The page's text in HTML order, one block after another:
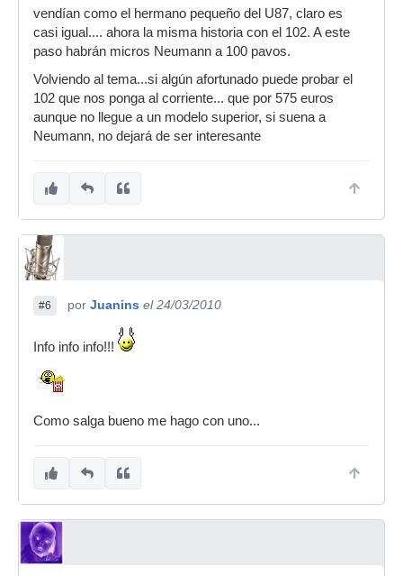
vendían como el hermano pequeño del U87, claro es
casi igual.... ahora la misma historia con el 102. A este
paso habrán micros Neumann a 100 pavos.
Volviendo al tema...si algún afortunado puede probar el
102 que nos ponga al corriente... que por 575 euros
aunque no llegue a un modelo superior, si suena a
Neumann, no dejará de ser interesante
#6 por Juanins el 24/03/2010
Info info info!!!
Como salga bueno me hago con uno...